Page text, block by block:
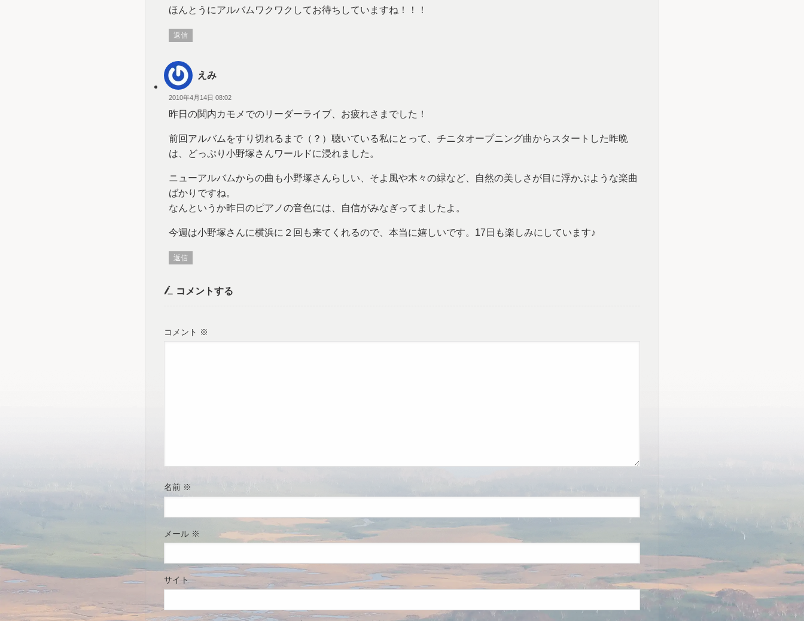
ほんとうにアルバムワクワクしてお待ちしていますね！！！
返信
えみ
2010年4月14日 08:02
昨日の関内カモメでのリーダーライブ、お疲れさまでした！
前回アルバムをすり切れるまで（？）聴いている私にとって、チニタオープニング曲からスタートした昨晩
は、どっぷり小野塚さんワールドに浸れました。
ニューアルバムからの曲も小野塚さんらしい、そよ風や木々の緑など、自然の美しさが目に浮かぶような楽曲
ばかりですね。
なんというか昨日のピアノの音色には、自信がみなぎってましたよ。
今週は小野塚さんに横浜に２回も来てくれるので、本当に嬉しいです。17日も楽しみにしています♪
返信
コメントする
コメント ※
名前 ※
メール ※
サイト